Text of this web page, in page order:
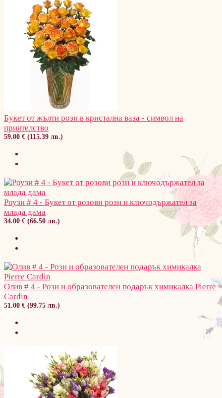
Букет от жълти рози в кристална ваза - символ на
приятелство
59.00 € (115.39 лв.)
Роузи # 4 - Букет от розови рози и ключодържател за
млада дама
34.00 € (66.50 лв.)
Олив # 4 - Рози и образователен подарък химикалка Pierre
Cardin
51.00 € (99.75 лв.)